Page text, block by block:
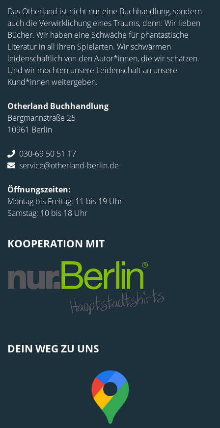
Das Otherland ist nicht nur eine Buchhandlung, sondern
auch die Verwirklichung eines Traums, denn: Wir lieben
Bücher. Wir haben eine Schwäche für phantastische
Literatur in all ihren Spielarten. Wir schwärmen
leidenschaftlich von den Autor*innen, die wir schätzen.
Und wir möchten unsere Leidenschaft an unsere
Kund*innen weitergeben.
Otherland Buchhandlung
Bergmannstraße 25
10961 Berlin
030-69 50 51 17
service@otherland-berlin.de
Öffnungszeiten:
Montag bis Freitag: 11 bis 19 Uhr
Samstag: 10 bis 18 Uhr
KOOPERATION MIT
DEIN WEG ZU UNS